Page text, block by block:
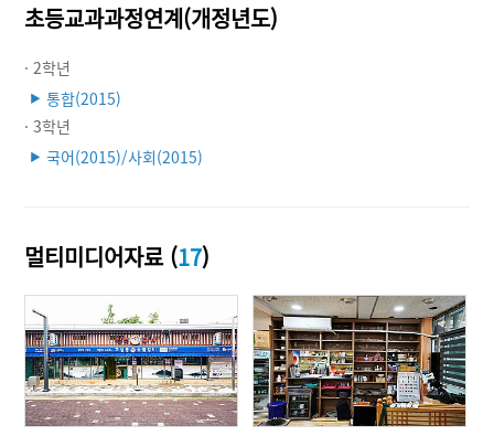
초등교과과정연계(개정년도)
· 2학년
▶ 통합(2015)
· 3학년
▶ 국어(2015)/사회(2015)
멀티미디어자료 (17)